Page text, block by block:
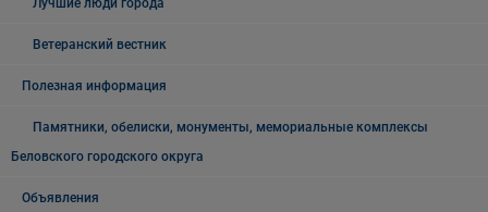
Лучшие люди города
Ветеранский вестник
Полезная информация
Памятники, обелиски, монументы, мемориальные комплексы
Беловского городского округа
Объявления